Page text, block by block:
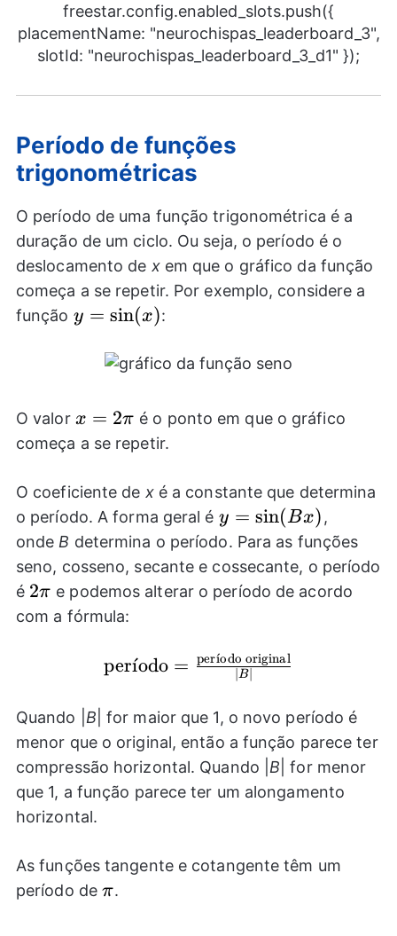
freestar.config.enabled_slots.push({
placementName: "neurochispas_leaderboard_3",
slotId: "neurochispas_leaderboard_3_d1" });
Período de funções
trigonométricas
O período de uma função trigonométrica é a
duração de um ciclo. Ou seja, o período é o
deslocamento de xem que o gráfico da função
começa a se repetir. Por exemplo, considere a
função y=
y = sin(x):
O valor x=2
\pi
x = 2π é o ponto em que o gráfico
começa a se repetir.
O coeficiente de xé a constante que determina
o período. A forma geral é y=\sin(Bx)
y = sin(Bx),
ondeB determina o período. Para as funções
seno, cosseno, secante e cossecante, o período
é 2
\pi
2π e podemos alterar o período de acordo
com a fórmula:
original}}{|B|}
perı
ˊodo = ∣B∣
perı
ˊodo original
Quando | B | for maior que 1, o novo período é
menor que o original, então a função parece ter
compressão horizontal. Quando | B | for menor
que 1, a função parece ter um alongamento
horizontal.
As funções tangente e cotangente têm um
período de\pi
π.